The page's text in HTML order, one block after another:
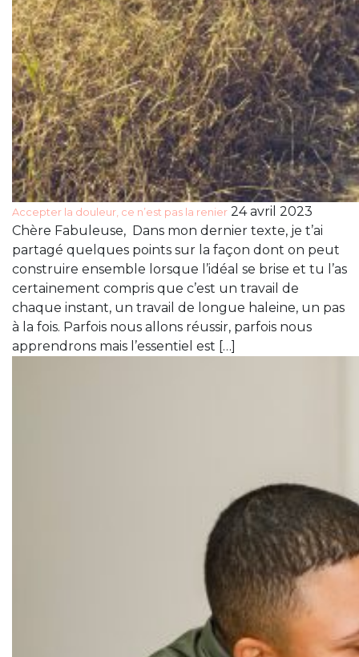
Accepter la douleur, ce n’est pas la renier 24 avril 2023
Chère Fabuleuse, Dans mon dernier texte, je t’ai
partagé quelques points sur la façon dont on peut
construire ensemble lorsque l’idéal se brise et tu l’as
certainement compris que c’est un travail de
chaque instant, un travail de longue haleine, un pas
à la fois. Parfois nous allons réussir, parfois nous
apprendrons mais l’essentiel est […]